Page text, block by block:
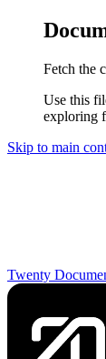
Fetch the
Use this
exploring
Skip to main
Twenty